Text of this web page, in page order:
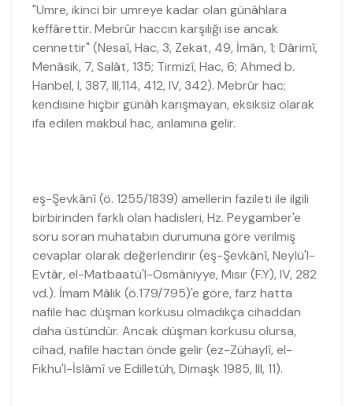
"Umre, ikinci bir umreye kadar olan günâhlara
keffârettir. Mebrûr haccın karşılığı ise ancak
cennettir" (Nesaî, Hac, 3, Zekat, 49, İmân, 1; Dârimî,
Menâsik, 7, Salât, 135; Tirmizî, Hac, 6; Ahmed b.
Hanbel, I, 387, III,114, 412, IV, 342). Mebrûr hac;
kendisine hiçbir günâh karışmayan, eksiksiz olarak
ifa edilen makbul hac, anlamına gelir.
eş-Şevkânî (ö. 1255/1839) amellerin fazileti ile ilgili
birbirinden farklı olan hadisleri, Hz. Peygamber'e
soru soran muhatabın durumuna göre verilmiş
cevaplar olarak değerlendirir (eş-Şevkânî, Neylü'l-
Evtâr, el-Matbaatü'l-Osmâniyye, Mısır (F.Y), IV, 282
vd.). İmam Mâlik (ö.179/795)'e göre, farz hatta
nafile hac düşman korkusu olmadıkça cihaddan
daha üstündür. Ancak düşman korkusu olursa,
cihad, nafile hactan önde gelir (ez-Zühaylî, el-
Fıkhu'l-İslâmî ve Edilletüh, Dimaşk 1985, III, 11).